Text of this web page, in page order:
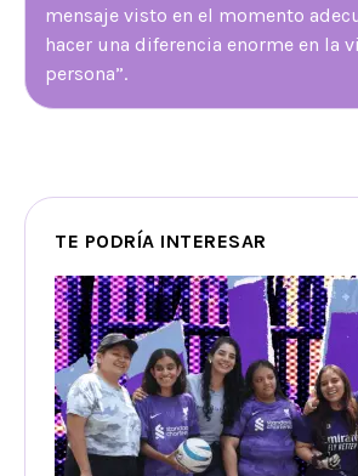
mensaje visto en el momento
hacer una diferencia enorme en la
persona”.
TE PODRÍA INTERESAR